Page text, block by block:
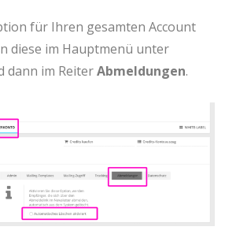
für Ihren gesamten Account
diese im Hauptmenü unter
dann im ReiterAbmeldungen.